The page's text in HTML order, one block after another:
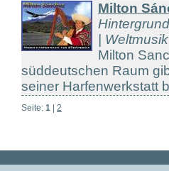
Milton
|
Milton
süddeutschen Raum
seiner Harfenwerkstatt
Seite: 1 2